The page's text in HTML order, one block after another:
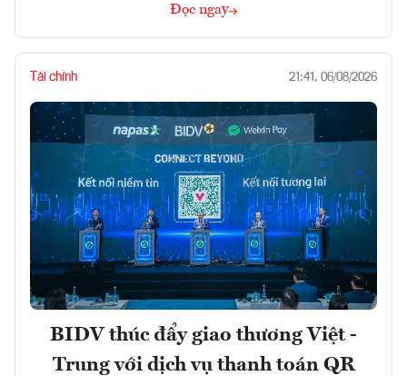
Đọc ngay
Tài chính 21:41, 06/08/2026
BIDV thúc đẩy giao thương Việt -
Trung với dịch vụ thanh toán QR